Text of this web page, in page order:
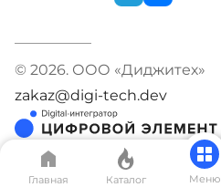
© 2026. ООО «Диджитех»
zakaz@digi-tech.dev
Главная Каталог Меню